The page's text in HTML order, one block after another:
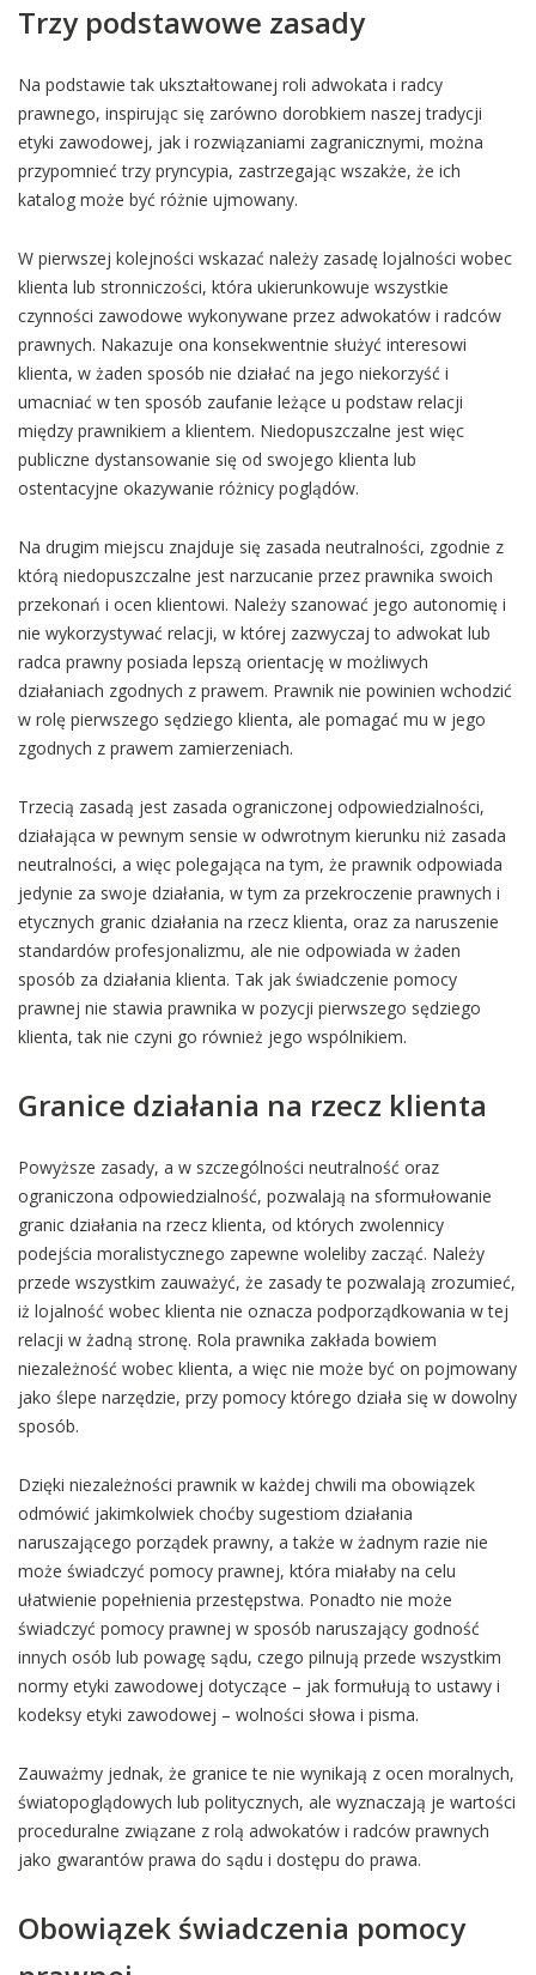
Trzy podstawowe zasady
Na podstawie tak ukształtowanej roli adwokata i radcy
prawnego, inspirując się zarówno dorobkiem naszej tradycji
etyki zawodowej, jak i rozwiązaniami zagranicznymi, można
przypomnieć trzy pryncypia, zastrzegając wszakże, że ich
katalog może być różnie ujmowany.
W pierwszej kolejności wskazać należy zasadę lojalności wobec
klienta lub stronniczości, która ukierunkowuje wszystkie
czynności zawodowe wykonywane przez adwokatów i radców
prawnych. Nakazuje ona konsekwentnie służyć interesowi
klienta, w żaden sposób nie działać na jego niekorzyść i
umacniać w ten sposób zaufanie leżące u podstaw relacji
między prawnikiem a klientem. Niedopuszczalne jest więc
publiczne dystansowanie się od swojego klienta lub
ostentacyjne okazywanie różnicy poglądów.
Na drugim miejscu znajduje się zasada neutralności, zgodnie z
którą niedopuszczalne jest narzucanie przez prawnika swoich
przekonań i ocen klientowi. Należy szanować jego autonomię i
nie wykorzystywać relacji, w której zazwyczaj to adwokat lub
radca prawny posiada lepszą orientację w możliwych
działaniach zgodnych z prawem. Prawnik nie powinien wchodzić
w rolę pierwszego sędziego klienta, ale pomagać mu w jego
zgodnych z prawem zamierzeniach.
Trzecią zasadą jest zasada ograniczonej odpowiedzialności,
działająca w pewnym sensie w odwrotnym kierunku niż zasada
neutralności, a więc polegająca na tym, że prawnik odpowiada
jedynie za swoje działania, w tym za przekroczenie prawnych i
etycznych granic działania na rzecz klienta, oraz za naruszenie
standardów profesjonalizmu, ale nie odpowiada w żaden
sposób za działania klienta. Tak jak świadczenie pomocy
prawnej nie stawia prawnika w pozycji pierwszego sędziego
klienta, tak nie czyni go również jego wspólnikiem.
Granice działania na rzecz klienta
Powyższe zasady, a w szczególności neutralność oraz
ograniczona odpowiedzialność, pozwalają na sformułowanie
granic działania na rzecz klienta, od których zwolennicy
podejścia moralistycznego zapewne woleliby zacząć. Należy
przede wszystkim zauważyć, że zasady te pozwalają zrozumieć,
iż lojalność wobec klienta nie oznacza podporządkowania w tej
relacji w żadną stronę. Rola prawnika zakłada bowiem
niezależność wobec klienta, a więc nie może być on pojmowany
jako ślepe narzędzie, przy pomocy którego działa się w dowolny
sposób.
Dzięki niezależności prawnik w każdej chwili ma obowiązek
odmówić jakimkolwiek choćby sugestiom działania
naruszającego porządek prawny, a także w żadnym razie nie
może świadczyć pomocy prawnej, która miałaby na celu
ułatwienie popełnienia przestępstwa. Ponadto nie może
świadczyć pomocy prawnej w sposób naruszający godność
innych osób lub powagę sądu, czego pilnują przede wszystkim
normy etyki zawodowej dotyczące – jak formułują to ustawy i
kodeksy etyki zawodowej – wolności słowa i pisma.
Zauważmy jednak, że granice te nie wynikają z ocen moralnych,
światopoglądowych lub politycznych, ale wyznaczają je wartości
proceduralne związane z rolą adwokatów i radców prawnych
jako gwarantów prawa do sądu i dostępu do prawa.
Obowiązek świadczenia pomocy